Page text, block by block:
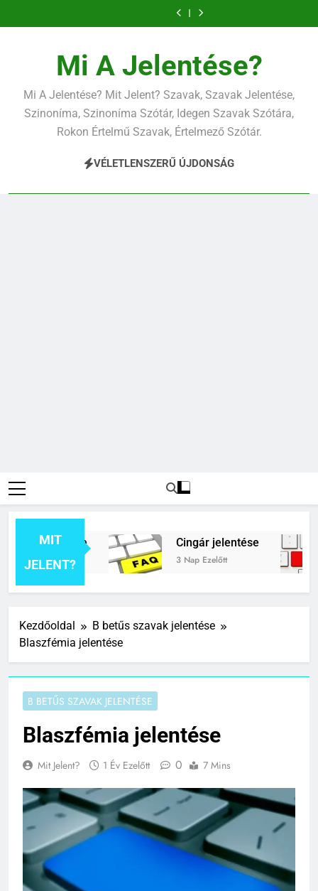
a
Mi A Jelentése?
Mi A Jelentése? Mit Jelent? Szavak, Szavak Jelentése,
Szinoníma, Szinoníma Szótár, Idegen Szavak Szótára,
Rokon Értelmű Szavak, Értelmező Szótár.
VÉLETLENSZERŰ ÚJDONSÁG
MIT
JELENT?
jelentése Cingár jelentése
3 Nap Ezelőtt
Kezdőoldal
B betűs szavak jelentése
Blaszfémia jelentése
B BETŰS SZAVAK JELENTÉSE
Blaszfémia jelentése
Mit Jelent? 1 Év Ezelőtt 0 7 Mins